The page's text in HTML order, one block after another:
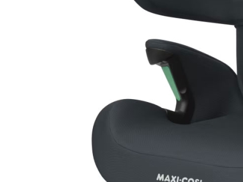
5 dni + wysyłka